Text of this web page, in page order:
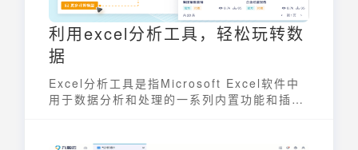
利用excel分析工具，轻松玩转数
据
Excel分析工具是指Microsoft Excel软件中
用于数据分析和处理的一系列内置功能和插